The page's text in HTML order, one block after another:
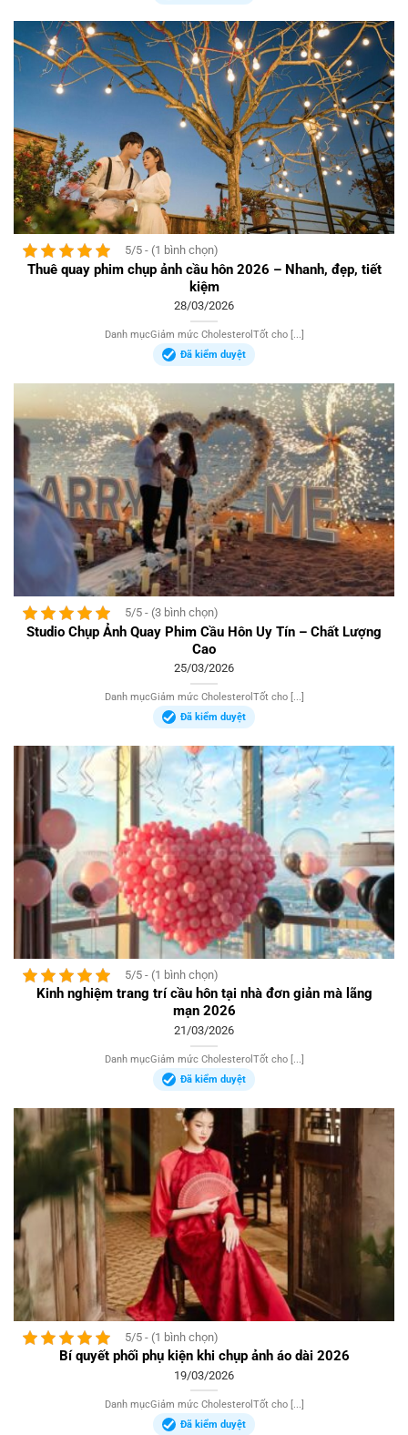
5/5 - (1 bình chọn)
Thuê quay phim chụp ảnh cầu hôn 2026 – Nhanh, đẹp, tiết
kiệm
28/03/2026
Danh mụcGiảm mức CholesterolTốt cho [...]
Đã kiểm duyệt
5/5 - (3 bình chọn)
Studio Chụp Ảnh Quay Phim Cầu Hôn Uy Tín – Chất Lượng
Cao
25/03/2026
Danh mụcGiảm mức CholesterolTốt cho [...]
Đã kiểm duyệt
5/5 - (1 bình chọn)
Kinh nghiệm trang trí cầu hôn tại nhà đơn giản mà lãng
mạn 2026
21/03/2026
Danh mụcGiảm mức CholesterolTốt cho [...]
Đã kiểm duyệt
5/5 - (1 bình chọn)
Bí quyết phối phụ kiện khi chụp ảnh áo dài 2026
19/03/2026
Danh mụcGiảm mức CholesterolTốt cho [...]
Đã kiểm duyệt